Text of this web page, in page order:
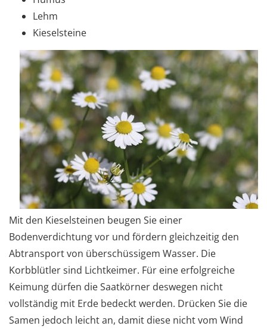
Lehm
Kieselsteine
Mit den Kieselsteinen beugen Sie einer
Bodenverdichtung vor und fördern gleichzeitig den
Abtransport von überschüssigem Wasser. Die
Korbblütler sind Lichtkeimer. Für eine erfolgreiche
Keimung dürfen die Saatkörner deswegen nicht
vollständig mit Erde bedeckt werden. Drücken Sie die
Samen jedoch leicht an, damit diese nicht vom Wind